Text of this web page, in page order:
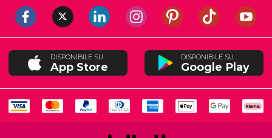
DISPONIBILE SU
App Store
DISPONIBILE SU
Google Play